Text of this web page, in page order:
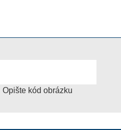
Opište kód obrázku